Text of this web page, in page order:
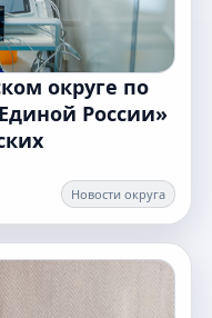
округе по
России»
Новости округа